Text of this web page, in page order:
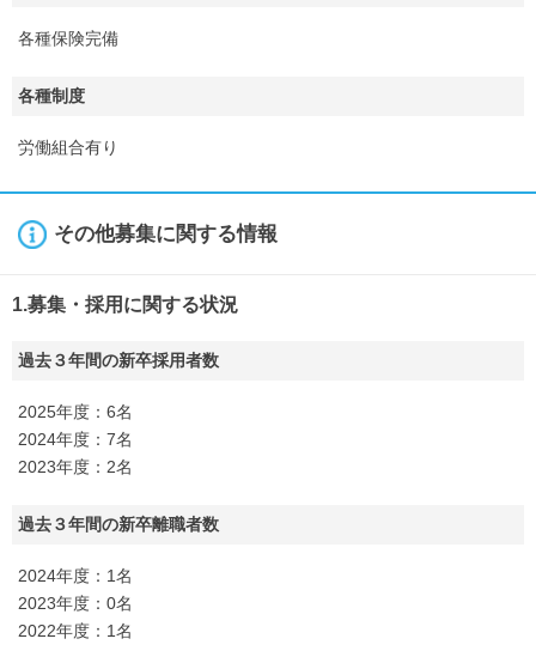
各種保険完備
各種制度
労働組合有り
その他募集に関する情報
1.募集・採用に関する状況
過去３年間の新卒採用者数
2025年度：6名
2024年度：7名
2023年度：2名
過去３年間の新卒離職者数
2024年度：1名
2023年度：0名
2022年度：1名